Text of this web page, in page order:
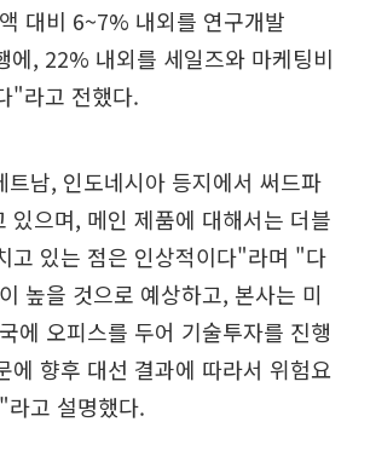
대비 6~7% 내외를 연구개발
에, 22% 내외를 세일즈와 마케팅비
"라고 전했다.
남, 인도네시아 등지에서 써드파
있으며, 메인 제품에 대해서는 더블
고 있는 점은 인상적이다"라며 "다
높을 것으로 예상하고, 본사는 미
에 오피스를 두어 기술투자를 진행
에 향후 대선 결과에 따라서 위험요
고 설명했다.